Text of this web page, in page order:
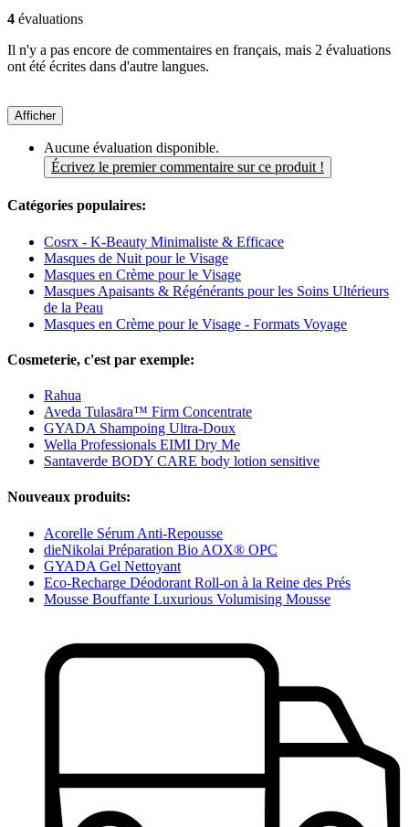
4 évaluations
Il n'y a pas encore de commentaires en français, mais 2 évaluations
ont été écrites dans d'autre langues.
Afficher
Aucune évaluation disponible.
Écrivez le premier commentaire sur ce produit !
Catégories populaires:
Cosrx - K-Beauty Minimaliste & Efficace
Masques de Nuit pour le Visage
Masques en Crème pour le Visage
Masques Apaisants & Régénérants pour les Soins Ultérieurs
de la Peau
Masques en Crème pour le Visage - Formats Voyage
Cosmeterie, c'est par exemple:
Rahua
Aveda Tulasāra™ Firm Concentrate
GYADA Shampoing Ultra-Doux
Wella Professionals EIMI Dry Me
Santaverde BODY CARE body lotion sensitive
Nouveaux produits:
Acorelle Sérum Anti-Repousse
dieNikolai Préparation Bio AOX® OPC
GYADA Gel Nettoyant
Eco-Recharge Déodorant Roll-on à la Reine des Prés
Mousse Bouffante Luxurious Volumising Mousse